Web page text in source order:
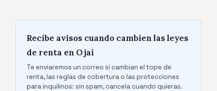
Recibe avisos cuando cambien las leyes
de renta en Ojai
Te enviaremos un correo si cambian el tope de
renta, las reglas de cobertura o las protecciones
para inquilinos: sin spam, cancela cuando quieras.